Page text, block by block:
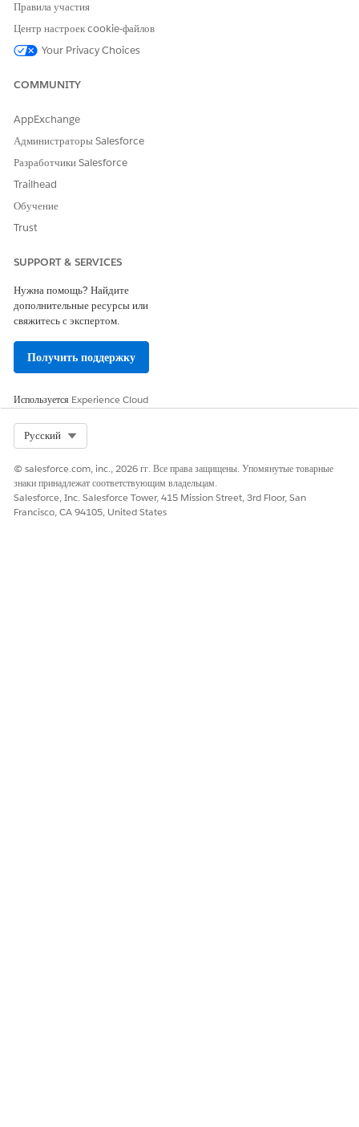
расписания льгот. Список также помогает отличить
запланированных участников от участников, добавленных в
сеанс бонусов.
ЭТА СТАТЬЯ РЕШИЛА ВАШУ ПРОБЛЕМУ?
Оставьте свой отзыв, чтобы мы могли стать лучше!
Правила участия
Центр настроек cookie-файлов
Your Privacy Choices
COMMUNITY
AppExchange
Администраторы Salesforce
Разработчики Salesforce
Trailhead
Обучение
Trust
SUPPORT & SERVICES
Нужна помощь? Найдите
дополнительные ресурсы или
свяжитесь с экспертом.
Получить поддержку
Используется Experience Cloud
Русский
© salesforce.com, inc., 2026 гг. Все права защищены. Упомянутые товарные
знаки принадлежат соответствующим владельцам.
Salesforce, Inc. Salesforce Tower, 415 Mission Street, 3rd Floor, San
Francisco, CA 94105, United States